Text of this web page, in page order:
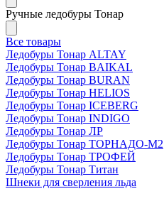
Ручные ледобуры Тонар
Все товары
Ледобуры Тонар ALTAY
Ледобуры Тонар BAIKAL
Ледобуры Тонар BURAN
Ледобуры Тонар HELIOS
Ледобуры Тонар ICEBERG
Ледобуры Тонар INDIGO
Ледобуры Тонар ЛР
Ледобуры Тонар ТОРНАДО-М2
Ледобуры Тонар ТРОФЕЙ
Ледобуры Тонар Титан
Шнеки для сверления льда